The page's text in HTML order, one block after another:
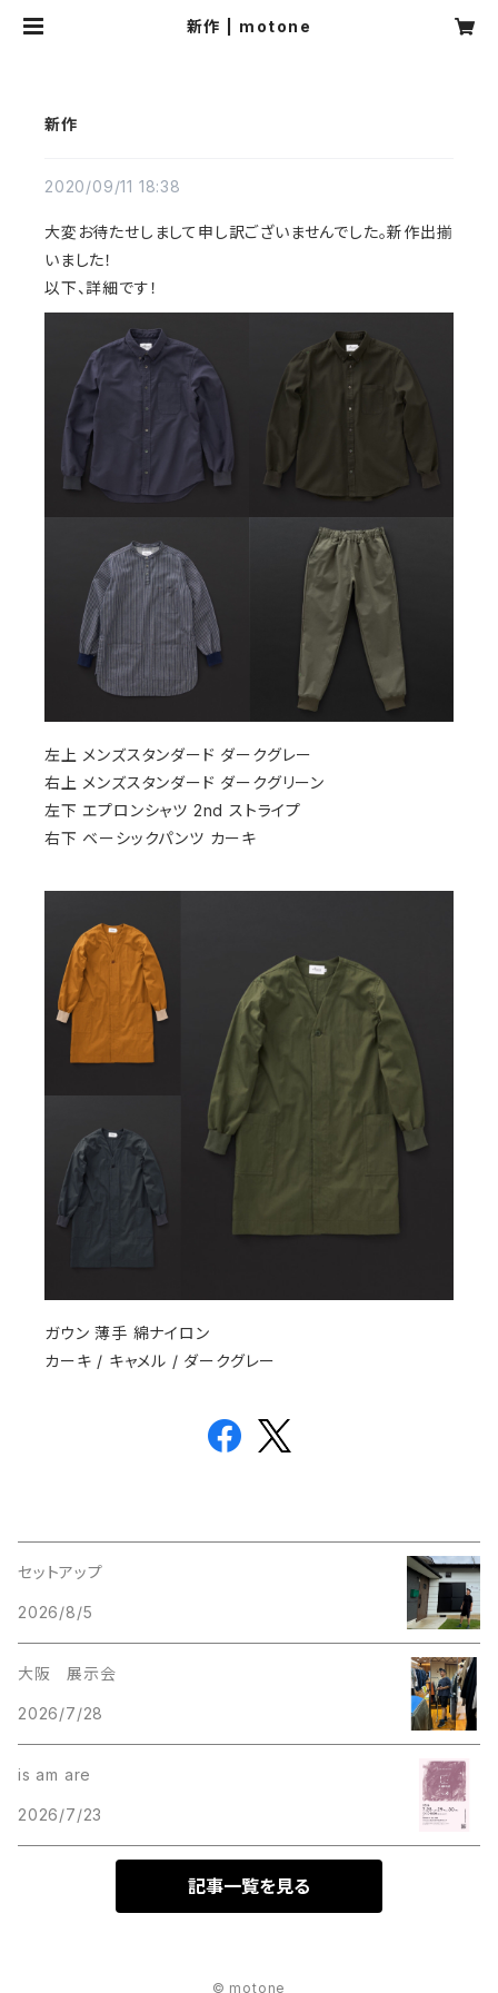
新作 | motone
新作
2020/09/11 18:38
大変お待たせしまして申し訳ございませんでした。新作出揃
いました！
以下、詳細です！
左上 メンズスタンダード ダークグレー
右上 メンズスタンダード ダークグリーン
左下 エプロンシャツ 2nd ストライプ
右下 ベーシックパンツ カーキ
ガウン 薄手 綿ナイロン
カーキ / キャメル / ダークグレー
セットアップ
2026/8/5
大阪 展示会
2026/7/28
is am are
2026/7/23
記事一覧を見る
© motone